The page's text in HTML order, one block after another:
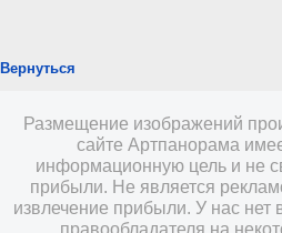
Вернуться
Размещение изображений
сайте Артпанорама
информационную цель и не
прибыли. Не является
извлечение прибыли. У нас нет
правообладателя на